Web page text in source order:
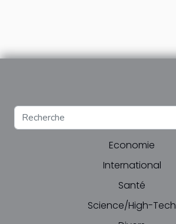
Economie
International
Santé
Science/High-Tech